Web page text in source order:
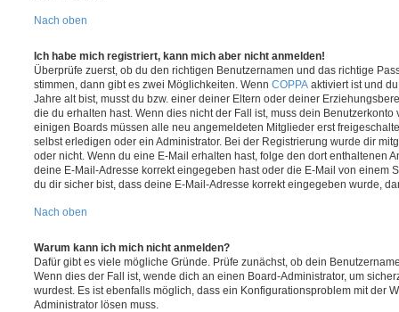
Nach oben
Ich habe mich registriert, kann mich aber nicht anmelden!
Überprüfe zuerst, ob du den richtigen Benutzernamen und das richtige
stimmen, dann gibt es zwei Möglichkeiten. Wenn COPPA aktiviert ist und
Jahre alt bist, musst du bzw. einer deiner Eltern oder deiner
die du erhalten hast. Wenn dies nicht der Fall ist, muss dein
einigen Boards müssen alle neu angemeldeten Mitglieder erst
selbst erledigen oder ein Administrator. Bei der Registrierung wurde dir
oder nicht. Wenn du eine E-Mail erhalten hast, folge den dort enthaltenen
deine E-Mail-Adresse korrekt eingegeben hast oder die E-Mail von einem
du dir sicher bist, dass deine E-Mail-Adresse korrekt eingegeben wurde,
Nach oben
Warum kann ich mich nicht anmelden?
Dafür gibt es viele mögliche Gründe. Prüfe zunächst, ob dein
Wenn dies der Fall ist, wende dich an einen Board-Administrator, um
wurdest. Es ist ebenfalls möglich, dass ein Konfigurationsproblem mit der
Administrator lösen muss.